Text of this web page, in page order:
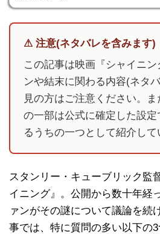
⚠ 注意(ネタバレを含みます)
この記事は映画『シャイニ
ンや結末に関わる内容(ネタ
見の方はご注意ください。
の一部は公式に確定した設
るうちの一つとして紹介して
スタンリー・キューブリック監
イニング』。公開から数十年経
ァンがその謎について議論を続
事では、特に質問の多い以下の